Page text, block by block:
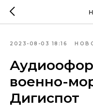
2023-08-03 18:16
военно-
Дигиспот